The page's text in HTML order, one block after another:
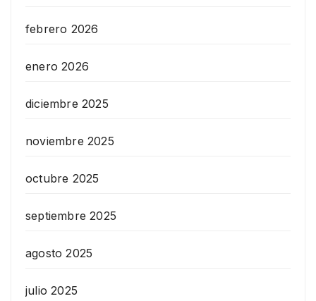
febrero 2026
enero 2026
diciembre 2025
noviembre 2025
octubre 2025
septiembre 2025
agosto 2025
julio 2025